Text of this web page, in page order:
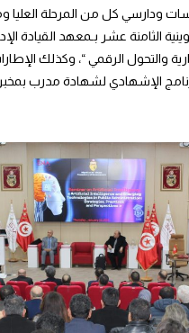
ودارسي كل من المرحلة العليا
الثامنة عشر بـمعهد القيادة
والتحول الرقمي “، وكذلك
الإشهادي لشهادة مدرب